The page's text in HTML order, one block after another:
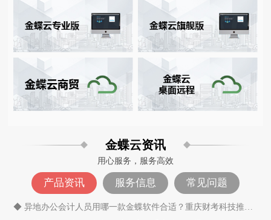
金蝶云资讯
用心服务，服务高效
产品资讯 服务信息 常见问题